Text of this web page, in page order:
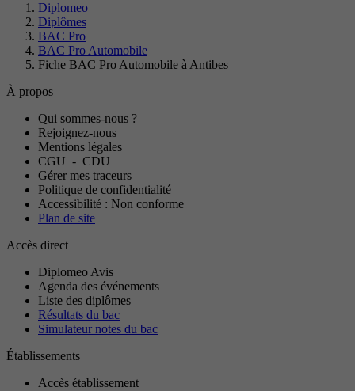
Diplomeo
Diplômes
BAC Pro
BAC Pro Automobile
Fiche BAC Pro Automobile à Antibes
À propos
Qui sommes-nous ?
Rejoignez-nous
Mentions légales
CGU - CDU
Gérer mes traceurs
Politique de confidentialité
Accessibilité : Non conforme
Plan de site
Accès direct
Diplomeo Avis
Agenda des événements
Liste des diplômes
Résultats du bac
Simulateur notes du bac
Établissements
Accès établissement